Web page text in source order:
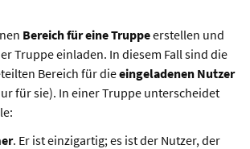
Bereich für eine Truppeerstellen und
Truppe einladen. In diesem Fall sind die
Bereich für dieeingeladenen Nutzer
für sie). In einer Truppe unterscheidet
. Er ist einzigartig; es ist der Nutzer, der